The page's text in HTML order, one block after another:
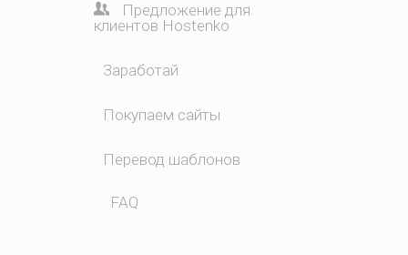
Предложение для
клиентов Hostenko
Заработай
Покупаем сайты
Перевод шаблонов
FAQ